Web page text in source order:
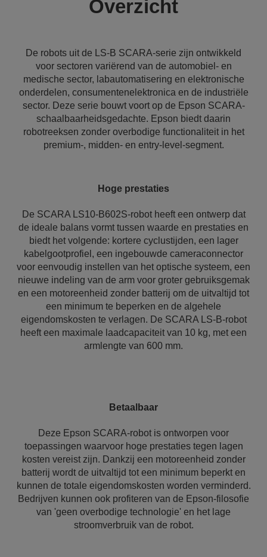
Overzicht
De robots uit de LS-B SCARA-serie zijn ontwikkeld
voor sectoren variërend van de automobiel- en
medische sector, labautomatisering en elektronische
onderdelen, consumentenelektronica en de industriële
sector. Deze serie bouwt voort op de Epson SCARA-
schaalbaarheidsgedachte. Epson biedt daarin
robotreeksen zonder overbodige functionaliteit in het
premium-, midden- en entry-level-segment.
Hoge prestaties
De SCARA LS10-B602S-robot heeft een ontwerp dat
de ideale balans vormt tussen waarde en prestaties en
biedt het volgende: kortere cyclustijden, een lager
kabelgootprofiel, een ingebouwde cameraconnector
voor eenvoudig instellen van het optische systeem, een
nieuwe indeling van de arm voor groter gebruiksgemak
en een motoreenheid zonder batterij om de uitvaltijd tot
een minimum te beperken en de algehele
eigendomskosten te verlagen. De SCARA LS-B-robot
heeft een maximale laadcapaciteit van 10 kg, met een
armlengte van 600 mm.
Betaalbaar
Deze Epson SCARA-robot is ontworpen voor
toepassingen waarvoor hoge prestaties tegen lagen
kosten vereist zijn. Dankzij een motoreenheid zonder
batterij wordt de uitvaltijd tot een minimum beperkt en
kunnen de totale eigendomskosten worden verminderd.
Bedrijven kunnen ook profiteren van de Epson-filosofie
van 'geen overbodige technologie' en het lage
stroomverbruik van de robot.